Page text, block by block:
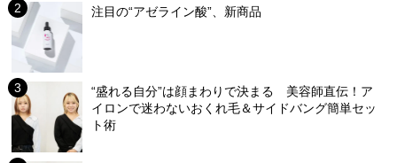
注目の“アゼライン酸”、新商品
“盛れる自分”は顔まわりで決まる 美容師直伝！ア
イロンで迷わないおくれ毛＆サイドバング簡単セッ
ト術